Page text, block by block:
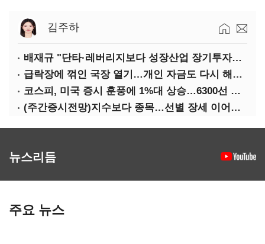
김주하
배재규 "단타·레버리지보다 성장산업 장기투자…변동성 견뎌야"
급락장에 꺾인 국장 열기…개인 자금도 다시 해외로
코스피, 미국 증시 훈풍에 1%대 상승…6300선 회복
(주간증시전망)지수보다 종목…선별 장세 이어진다
뉴스리듬
주요 뉴스